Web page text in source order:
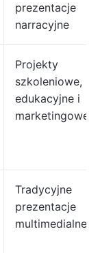
prezentacje
narracyjne
Projekty
szkoleniowe,
edukacyjne i
marketingowe
Tradycyjne
prezentacje
multimedialne